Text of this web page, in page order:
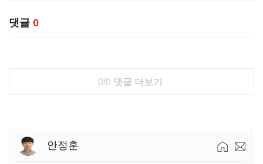
댓글 0
0/0 댓글 더보기
안정훈